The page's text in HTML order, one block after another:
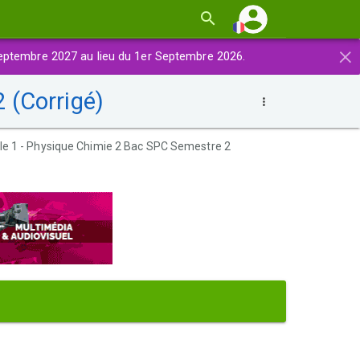
×
2027 au lieu du 1er Septembre 2026.
(Corrigé)
1 - Physique Chimie 2 Bac SPC Semestre 2